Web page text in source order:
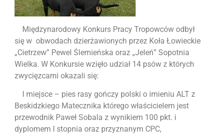
Międzynarodowy Konkurs Pracy Tropowców odbył
się w obwodach dzierżawionych przez Koła Łowieckie
„Cietrzew” Pewel Ślemieńska oraz „Jeleń” Sopotnia
Wielka. W Konkursie wzięło udział 14 psów z których
zwycięzcami okazali się:
I miejsce – pies rasy gończy polski o imieniu ALT z
Beskidzkiego Matecznika którego właścicielem jest
przewodnik Paweł Sobala z wynikiem 100 pkt. i
dyplomem I stopnia oraz przyznanym CPC,